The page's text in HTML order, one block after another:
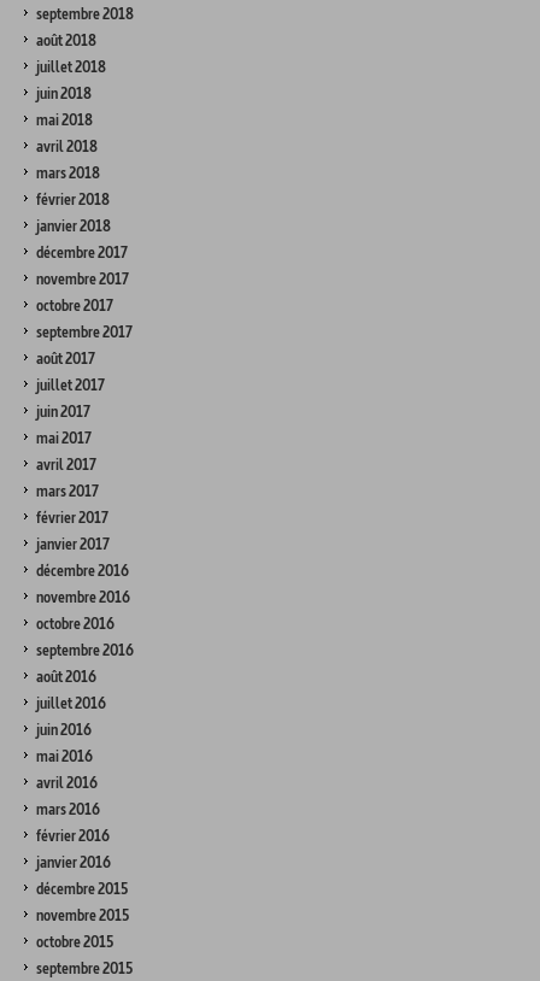
septembre 2018
août 2018
juillet 2018
juin 2018
mai 2018
avril 2018
mars 2018
février 2018
janvier 2018
décembre 2017
novembre 2017
octobre 2017
septembre 2017
août 2017
juillet 2017
juin 2017
mai 2017
avril 2017
mars 2017
février 2017
janvier 2017
décembre 2016
novembre 2016
octobre 2016
septembre 2016
août 2016
juillet 2016
juin 2016
mai 2016
avril 2016
mars 2016
février 2016
janvier 2016
décembre 2015
novembre 2015
octobre 2015
septembre 2015